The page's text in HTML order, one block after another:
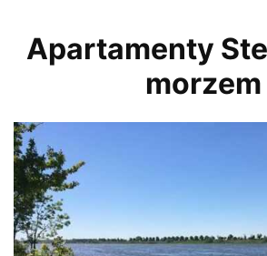
Apartamenty
morzem